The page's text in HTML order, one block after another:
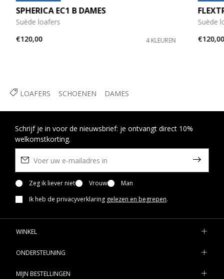
LOAFERS SCHOENEN DAMES
SPHERICA EC1 B DAMES
Suède loafers
€120,00
4 KLEUREN
Suède
€120,00
Schrijf je in voor de nieuwsbrief: je ontvangt direct 10%
welkomstkorting.
Zeg ik liever niet Vrouw
Man
Ik heb de privacyverklaring gelezen en begrepen.
WINKEL
ONDERSTEUNING
MIJN BESTELLINGEN